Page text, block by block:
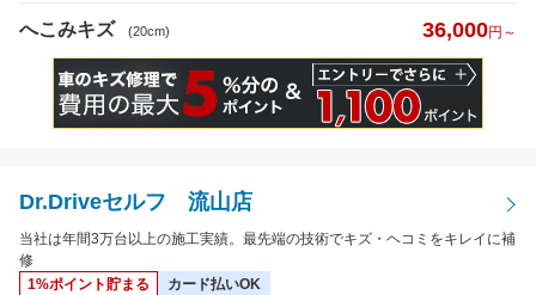
へこみキズ (20cm) 36,000円～
Dr.Driveセルフ 流山店
当社は年間3万台以上の施工実績。最先端の技術でキズ・ヘコミをキレイに補
修
1%ポイント貯まる
カード払いOK